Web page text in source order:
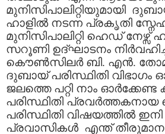
മുനിസിപാലിറ്റിയുമായി
ഹാളില്‍ നടന്ന പ്രകൃതി
മുനിസിപാലിറ്റി ഹെഡ്
സറൂണി ഉദ്ഘാടനം
കൌണ്‍സിലര്‍ ബി. എന്‍.
ദുബായ് പരിസ്ഥിതി
ജലത്തെ പറ്റി നാം
പരിസ്ഥിതി
പരിസ്ഥിതി വിഷയത്തില്‍ ഇനി
പ്രവാസികള്‍ എന്ത്